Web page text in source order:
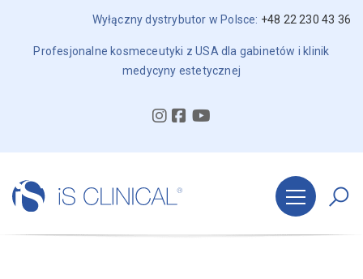
Wyłączny dystrybutor w Polsce: +48 22 230 43 36
Profesjonalne kosmeceutyki z USA dla gabinetów i klinik
medycyny estetycznej